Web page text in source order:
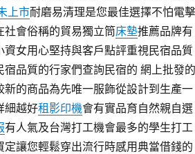
上市耐磨易清理是您最佳選擇不怕電擊
會俗稱的貿易獨立筒床墊推薦品牌有
資女用心堅持與客戶點評重視民宿品質
宿品質的行家們查詢民宿的 網上批發的
新的商品為先唯一服飾從設計到生產一
細越好租影印機會有實品育自然親自選
有人氣及台灣打工機會最多的學生打工
讓您輕鬆穿出流行時感用典當借錢的